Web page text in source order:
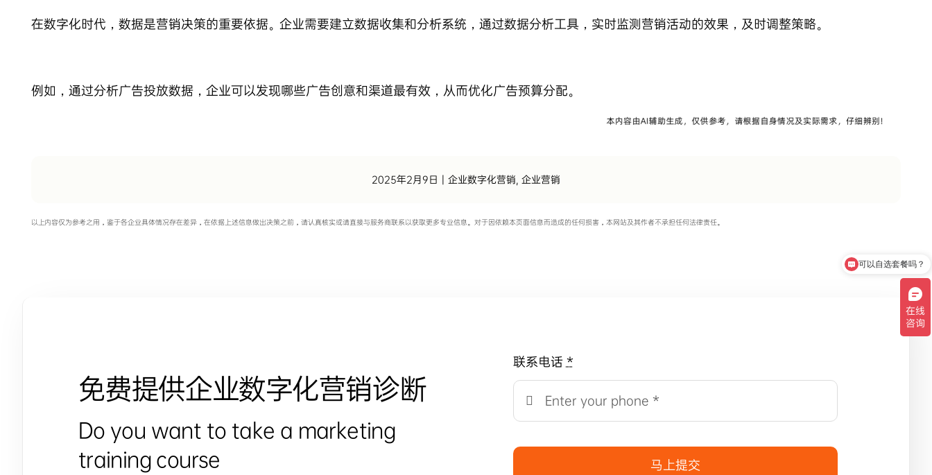
在数字化时代，数据是营销决策的重要依据。企业需要建立数据收集和分析系统，通过数据分析工具，实时监测营销活动的效果，及时调整策略。
例如，通过分析广告投放数据，企业可以发现哪些广告创意和渠道最有效，从而优化广告预算分配。
2025年2月9日 企业数字化营销, 企业营销
以上内容仅为参考之用，鉴于各企业具体情况存在差异，在依据上述信息做出决策之前，请认真核实或请直接与服务商联系以获取更多专业信息。对于因依赖本页面信息而造成的任何损害，本网站及其作者不承担任何法律责任。
免费提供企业数字化营销诊断
Do you want to take a marketing
training course
联系电话*
马上提交
可以自选套餐吗？